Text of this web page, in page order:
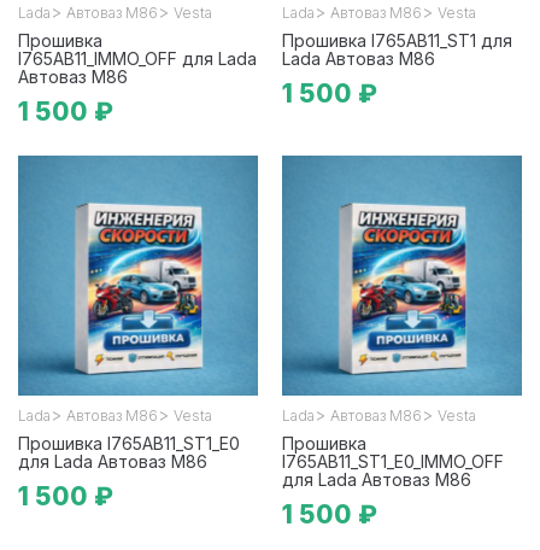
Lada > Автоваз М86 > Vesta
Прошивка
I765AB11_IMMO_OFF для Lada
Автоваз М86
1 500 ₽
Lada > Автоваз М86 > Vesta
Прошивка I765AB11_ST1 для
Lada Автоваз М86
1 500 ₽
Lada > Автоваз М86 > Vesta
Прошивка I765AB11_ST1_E0
для Lada Автоваз М86
1 500 ₽
Lada > Автоваз М86 > Vesta
Прошивка
I765AB11_ST1_E0_IMMO_OFF
для Lada Автоваз М86
1 500 ₽